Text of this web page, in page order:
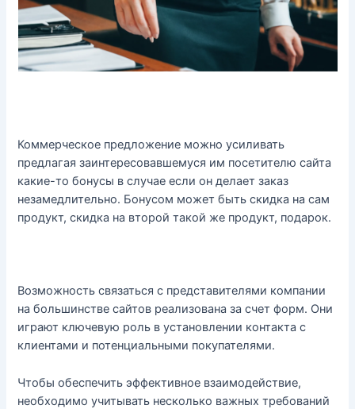
Коммерческое предложение можно усиливать
предлагая заинтересовавшемуся им посетителю сайта
какие-то бонусы в случае если он делает заказ
незамедлительно. Бонусом может быть скидка на сам
продукт, скидка на второй такой же продукт, подарок.
Возможность связаться с представителями компании
на большинстве сайтов реализована за счет форм. Они
играют ключевую роль в установлении контакта с
клиентами и потенциальными покупателями.
Чтобы обеспечить эффективное взаимодействие,
необходимо учитывать несколько важных требований